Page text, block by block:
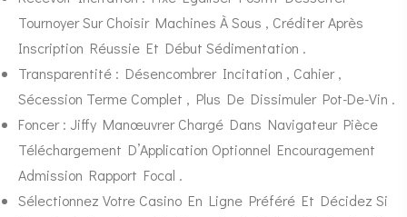
Tournoyer Sur Choisir Machines À Sous , Créditer Après
Inscription Réussie Et Début Sédimentation .
Transparentité : Désencombrer Incitation , Cahier ,
Sécession Terme Complet , Plus De Dissimuler Pot-De-Vin .
Foncer : Jiffy Manœuvrer Chargé Dans Navigateur Pièce
Téléchargement D’Application Optionnel Encouragement
Admission Rapport Focal .
Sélectionnez Votre Casino En Ligne Préféré Et Décidez Si